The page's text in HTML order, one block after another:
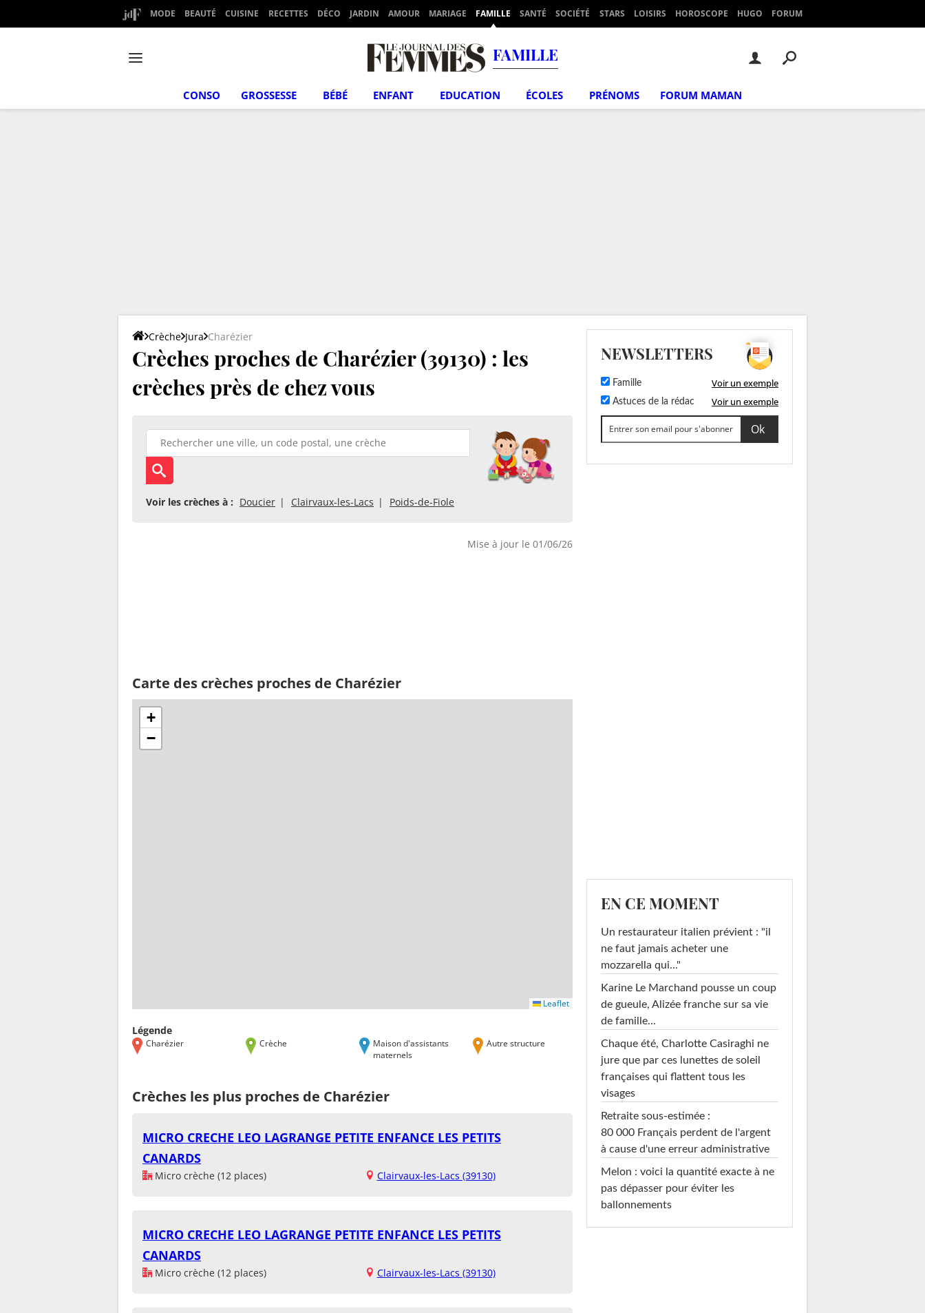
MODE BEAUTÉ CUISINE RECETTES DÉCO JARDIN AMOUR MARIAGE FAMILLE SANTÉ SOCIÉTÉ STARS LOISIRS HOROSCOPE HUGO FORUM
FAMILLE
CONSO GROSSESSE BÉBÉ ENFANT EDUCATION ÉCOLES PRÉNOMS FORUM MAMAN
Crèche Jura Charézier
Crèches proches de Charézier (39130) : les
crèches près de chez vous
Voir les crèches à : Doucier Clairvaux-les-Lacs Poids-de-Fiole
Mise à jour le 01/06/26
Carte des crèches proches de Charézier
+
−
Leaflet
Légende
Charézier Crèche
Maison d'assistants
maternels
Autre structure
Crèches les plus proches de Charézier
MICRO CRECHE LEO LAGRANGE PETITE ENFANCE LES PETITS
CANARDS
Micro crèche (12 places) Clairvaux-les-Lacs (39130)
MICRO CRECHE LEO LAGRANGE PETITE ENFANCE LES PETITS
CANARDS
Micro crèche (12 places) Clairvaux-les-Lacs (39130)
NEWSLETTERS
Famille Voir un exemple
Astuces de la rédac Voir un exemple
EN CE MOMENT
Un restaurateur italien prévient : "il
ne faut jamais acheter une
mozzarella qui..."
Karine Le Marchand pousse un coup
de gueule, Alizée franche sur sa vie
de famille...
Chaque été, Charlotte Casiraghi ne
jure que par ces lunettes de soleil
françaises qui flattent tous les
visages
Retraite sous-estimée :
80 000 Français perdent de l'argent
à cause d'une erreur administrative
Melon : voici la quantité exacte à ne
pas dépasser pour éviter les
ballonnements